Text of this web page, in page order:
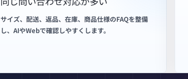
サイズ、配送、返品、在庫、商品仕様のFAQを整備
し、AIやWebで確認しやすくします。